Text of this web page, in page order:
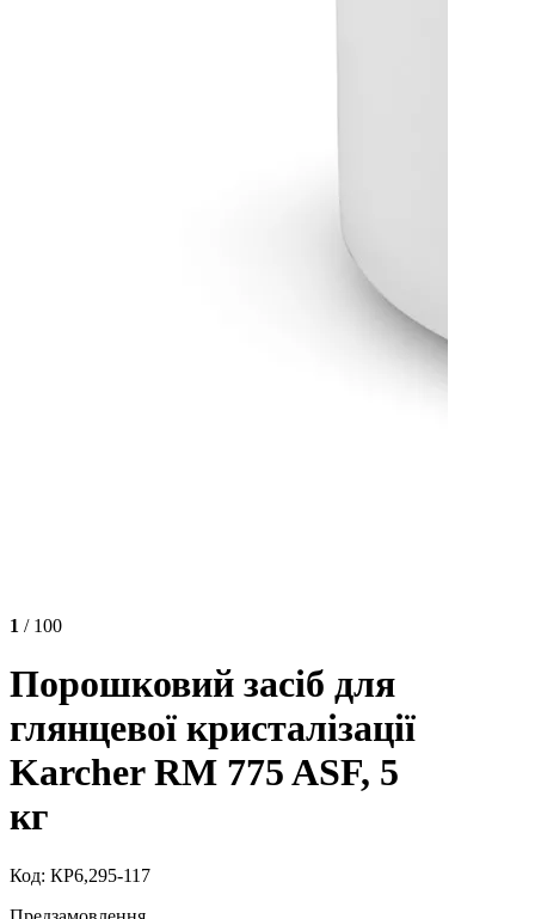
1 / 100
Порошковий засіб для
глянцевої кристалізації
Karcher RM 775 ASF, 5
кг
Код: КР6,295-117